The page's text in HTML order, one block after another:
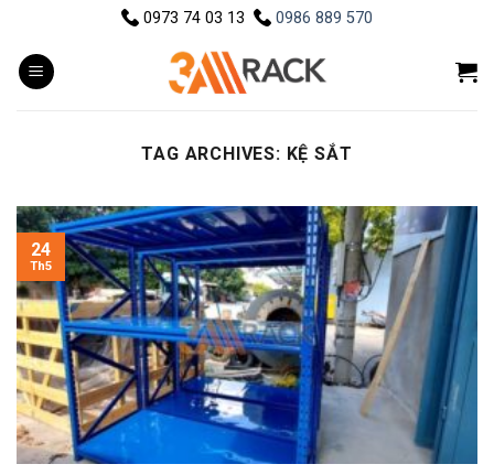
content
0973 74 03 13 0986 889 570
TAG ARCHIVES: KỆ SẮT
24
Th5